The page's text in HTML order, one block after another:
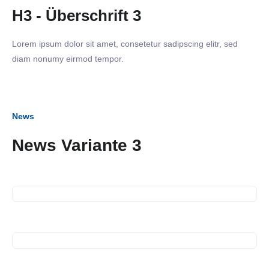
H3 - Überschrift 3
Lorem ipsum dolor sit amet, consetetur sadipscing elitr, sed
diam nonumy eirmod tempor.
News
News Variante 3